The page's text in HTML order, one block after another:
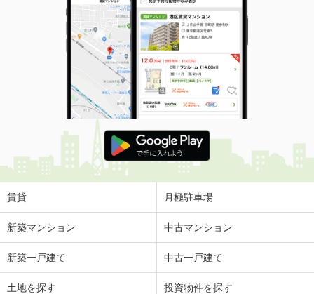
賃貸 月極駐車場
新築マンション 中古マンション
新築一戸建て 中古一戸建て
土地を探す 投資物件を探す